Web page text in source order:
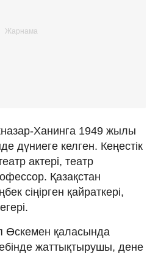
Ханинга 1949 жылы
дүниеге келген. Кеңестік
актері, театр
Қазақстан
сіңірген қайраткері,
Өскемен қаласында
жаттықтырушы, дене